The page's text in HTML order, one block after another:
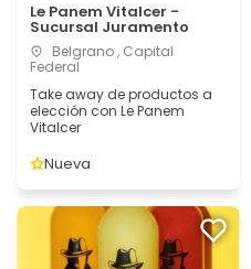
Le Panem Vitalcer -
Sucursal Juramento
Belgrano , Capital
Federal
Take away de productos a
elección con Le Panem
Vitalcer
Nueva